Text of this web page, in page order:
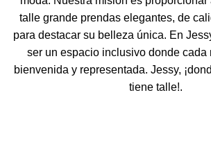
talle grande prendas elegantes, de
para destacar su belleza única. En
ser un espacio inclusivo donde cada
bienvenida y representada. Jessy,
tiene talle!.